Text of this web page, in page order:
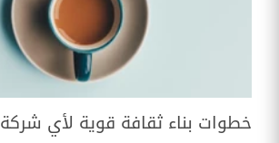
خطوات بناء ثقافة قوية لأي شركة